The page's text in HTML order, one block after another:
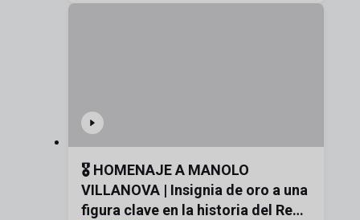
🎖️ HOMENAJE A MANOLO
VILLANOVA | Insignia de oro a una
figura clave en la historia del Real